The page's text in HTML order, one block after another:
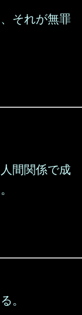
それが無罪
間関係で成
。